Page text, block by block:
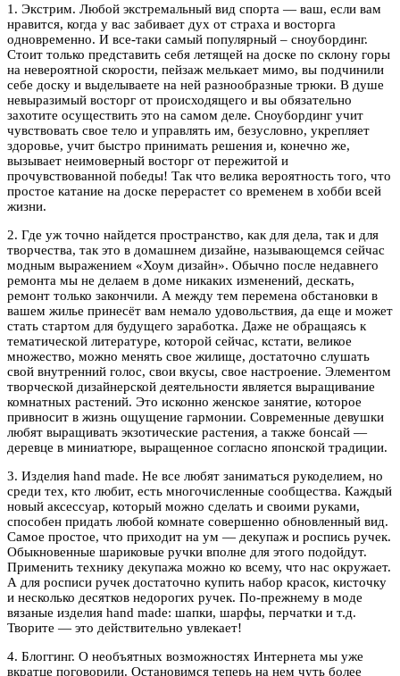
1. Экстрим. Любой экстремальный вид спорта — ваш, если вам
нравится, когда у вас забивает дух от страха и восторга
одновременно. И все-таки самый популярный – сноубординг.
Стоит только представить себя летящей на доске по склону горы
на невероятной скорости, пейзаж мелькает мимо, вы подчинили
себе доску и выделываете на ней разнообразные трюки. В душе
невыразимый восторг от происходящего и вы обязательно
захотите осуществить это на самом деле. Сноубординг учит
чувствовать свое тело и управлять им, безусловно, укрепляет
здоровье, учит быстро принимать решения и, конечно же,
вызывает неимоверный восторг от пережитой и
прочувствованной победы! Так что велика вероятность того, что
простое катание на доске перерастет со временем в хобби всей
жизни.
2. Где уж точно найдется пространство, как для дела, так и для
творчества, так это в домашнем дизайне, называющемся сейчас
модным выражением «Хоум дизайн». Обычно после недавнего
ремонта мы не делаем в доме никаких изменений, дескать,
ремонт только закончили. А между тем перемена обстановки в
вашем жилье принесёт вам немало удовольствия, да еще и может
стать стартом для будущего заработка. Даже не обращаясь к
тематической литературе, которой сейчас, кстати, великое
множество, можно менять свое жилище, достаточно слушать
свой внутренний голос, свои вкусы, свое настроение. Элементом
творческой дизайнерской деятельности является выращивание
комнатных растений. Это исконно женское занятие, которое
привносит в жизнь ощущение гармонии. Современные девушки
любят выращивать экзотические растения, а также бонсай —
деревце в миниатюре, выращенное согласно японской традиции.
3. Изделия hand made. Не все любят заниматься рукоделием, но
среди тех, кто любит, есть многочисленные сообщества. Каждый
новый аксессуар, который можно сделать и своими руками,
способен придать любой комнате совершенно обновленный вид.
Самое простое, что приходит на ум — декупаж и роспись ручек.
Обыкновенные шариковые ручки вполне для этого подойдут.
Применить технику декупажа можно ко всему, что нас окружает.
А для росписи ручек достаточно купить набор красок, кисточку
и несколько десятков недорогих ручек. По-прежнему в моде
вязаные изделия hand made: шапки, шарфы, перчатки и т.д.
Творите — это действительно увлекает!
4. Блоггинг. О необъятных возможностях Интернета мы уже
вкратце поговорили. Остановимся теперь на нем чуть более